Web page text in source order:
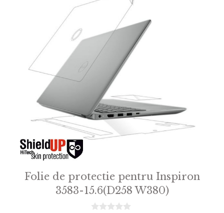
Folie de protectie pentru Inspiron
3583-15.6(D258 W380)